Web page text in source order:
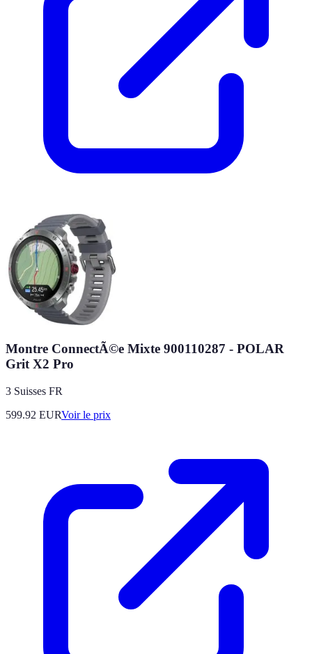
Montre ConnectÃ©e Mixte 900110287 - POLAR
Grit X2 Pro
3 Suisses FR
599.92 EURVoir le prix